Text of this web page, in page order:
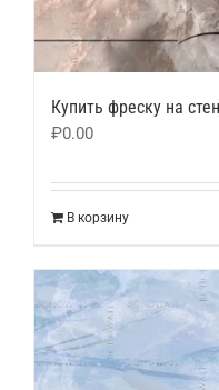
Купить фреску на
₽0.00
В корзину